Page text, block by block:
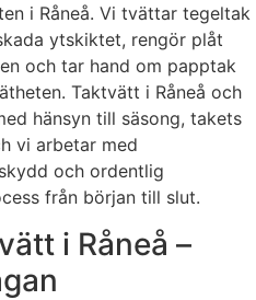
i Råneå. Vi tvättar tegeltak
ytskiktet, rengör plåt
och tar hand om papptak
Taktvätt i Råneå och
hänsyn till säsong, takets
vi arbetar med
och ordentlig
från början till slut.
i Råneå –